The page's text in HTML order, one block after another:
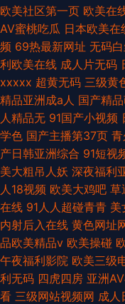
欧美社区第一页 欧美在
AV蜜桃吃瓜 日本欧美在
频 69热最新网址 无码
利欧美在线 成人片无码
xxxxx 超黄无码 三级黄
精品亚洲成a人 国产精
人精品无 91国产小视频
学色 国产主播第37页
产日韩亚洲综合 91短视
美大粗吊人妖 深夜福利
人18视频 欧美大鸡吧 草
在线 91人人超碰青青 美
内射后入在线 黄色网址
品欧美精品v 欧美操碰
午夜福利影院 欧美三级
利无码 四虎四房 亚洲
看 三级网站视频网 成人